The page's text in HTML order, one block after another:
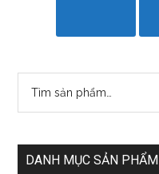
kiếm:
DANH MỤC SẢN PHẨM